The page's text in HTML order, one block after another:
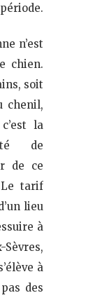
n’est
chien.
soit
chenil,
la
de
de ce
tarif
lieu
à
à
des